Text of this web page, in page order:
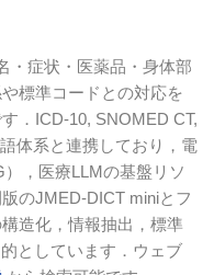
・症状・医薬品・身体部
標準コードとの対応を
． ICD-10, SNOMED CT,
体系と連携しており，電
，医療LLMの基盤リソ
のJMED-DICT miniとフ
造化，情報抽出，標準
としています．ウェブ